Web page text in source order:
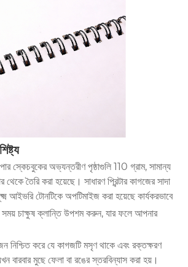
স্কেচবুকের অভ্যন্তরীণ পৃষ্ঠাগুলি 110 গ্রাম, সামান্য
থেকে তৈরি করা হয়েছে। সাধারণ প্রিন্টার কাগজের সাদা
আইভরি টোনটিকে অপটিমাইজ করা হয়েছে কার্যকরভাবে
সময় চাক্ষুষ ক্লান্তি উপশম করুন, যার ফলে আপনার
করে যে কাগজটি মসৃণ থাকে এবং রক্তক্ষরণ
বারবার মুছে ফেলা বা রঙের স্তরবিন্যাস করা হয়।